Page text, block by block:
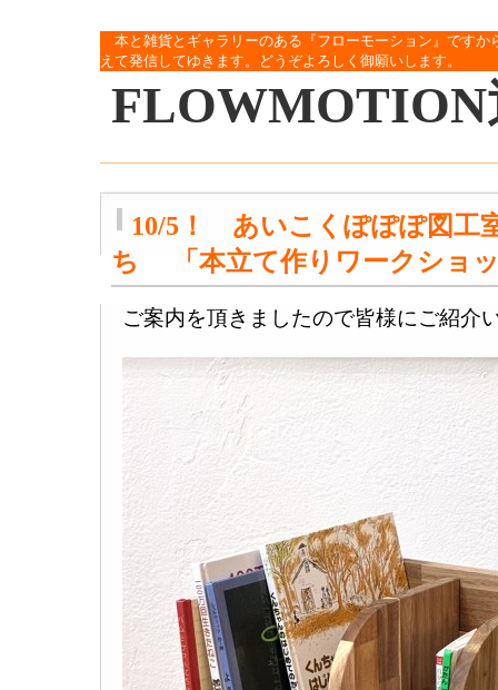
本と雑貨とギャラリーのある『フローモーション』です
えて発信してゆきます。どうぞよろしく御願いします。
FLOWMOTION
10/5！ あいこくぽぽぽ図工
ち 「本立て作りワークショ
ご案内を頂きましたので皆様にご紹介